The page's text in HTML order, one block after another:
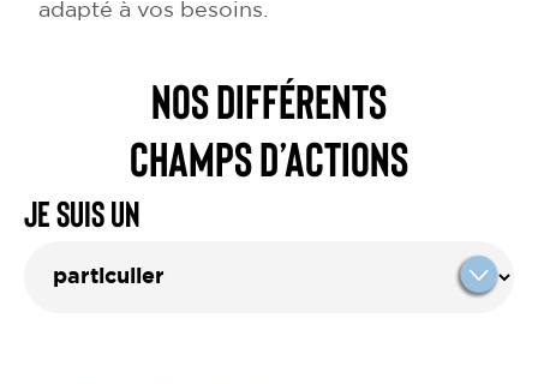
adapté à vos besoins.
NOS DIFFÉRENTS
CHAMPS D’ACTIONS
Je suis un